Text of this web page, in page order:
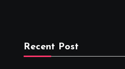
Recent Post